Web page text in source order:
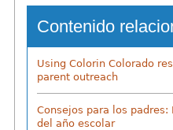
Contenido
Using Colorin Colorado
parent outreach
Consejos para los padres:
del año escolar